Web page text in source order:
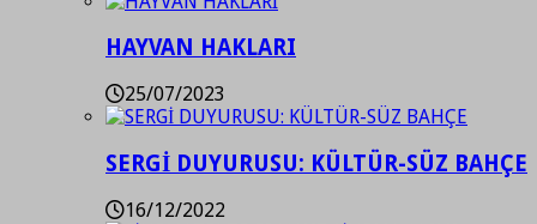
HAYVAN HAKLARI
25/07/2023
SERGİ DUYURUSU: KÜLTÜR-SÜZ BAHÇE
16/12/2022